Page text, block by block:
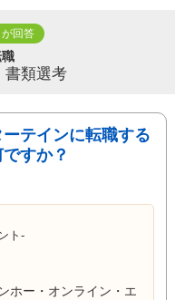
回答
書類選考
テインに転職する
すか？
ト-
ホー・オンライン・エ